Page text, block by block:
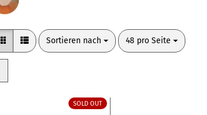
Sortieren nach
Sortieren nach 48 pro Seite
pro Seite
SOLD OUT